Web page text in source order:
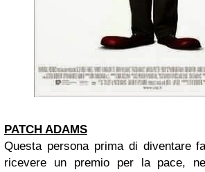
PATCH ADAMS
Questa persona prima di diventare
ricevere un premio per la pace,